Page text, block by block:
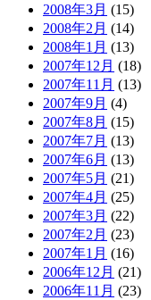
2008年3月 (15)
2008年2月 (14)
2008年1月 (13)
2007年12月 (18)
2007年11月 (13)
2007年9月 (4)
2007年8月 (15)
2007年7月 (13)
2007年6月 (13)
2007年5月 (21)
2007年4月 (25)
2007年3月 (22)
2007年2月 (23)
2007年1月 (16)
2006年12月 (21)
2006年11月 (23)